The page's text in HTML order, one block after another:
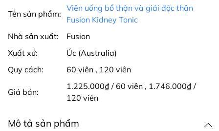
Tên sản phẩm:
Viên uống bổ thận và giải độc thận
Fusion Kidney Tonic
Nhà sản xuất:
Fusion
Xuất xứ:
Úc (Australia)
Quy cách:
60 viên , 120 viên
Giá bán:
1.225.000₫ / 60 viên , 1.746.000₫ /
120 viên
Mô tả sản phẩm